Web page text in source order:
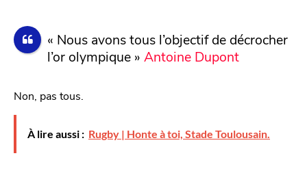
« Nous avons tous l’objectif de décrocher
l’or olympique » Antoine Dupont
Non, pas tous.
À lire aussi : Rugby | Honte à toi, Stade Toulousain.